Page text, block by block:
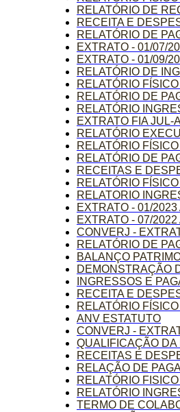
RELATÓRIO DE
RECEITA E
RELATÓRIO DE
EXTRATO - 01/07/
EXTRATO - 01/09/
RELATÓRIO DE
RELATÓRIO
RELATÓRIO DE
RELATÓRIO
EXTRATO FIA JUL-
RELATÓRIO
RELATÓRIO
RELATÓRIO DE
RECEITAS E
RELATÓRIO
RELATORIO
EXTRATO - 01/
EXTRATO - 07/
CONVERJ -
RELATÓRIO DE
BALANÇO
DEMONSTRAÇÃO
INGRESSOS E
RECEITA E
RELATÓRIO
ANV ESTATUTO
CONVERJ -
QUALIFICAÇÃO
RECEITAS E
RELAÇÃO DE
RELATÓRIO
RELATÓRIO
TERMO DE